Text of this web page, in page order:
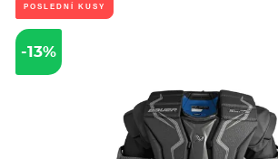
POSLEDNÍ KUSY
-13%